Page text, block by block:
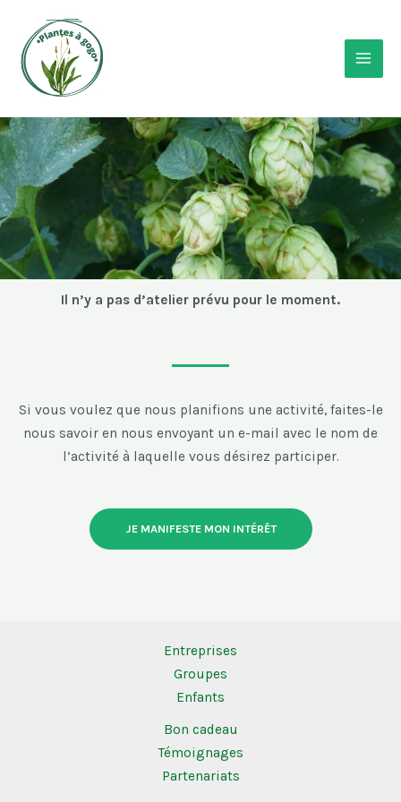
Il n’y a pas d’atelier prévu pour le moment.
Si vous voulez que nous planifions une activité, faites-le
nous savoir en nous envoyant un e-mail avec le nom de
l’activité à laquelle vous désirez participer.
JE MANIFESTE MON INTÉRÊT
Entreprises
Groupes
Enfants
Bon cadeau
Témoignages
Partenariats